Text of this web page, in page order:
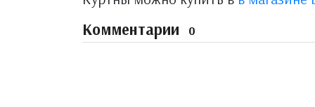
Комментарии 0